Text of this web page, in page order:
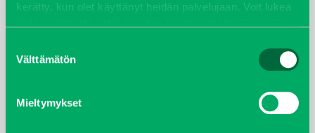
kerätty, kun olet käyttänyt heidän palvelujaan. Voit lukea
valinta
Välttämätön
Mieltymykset
huhtikuu 2022